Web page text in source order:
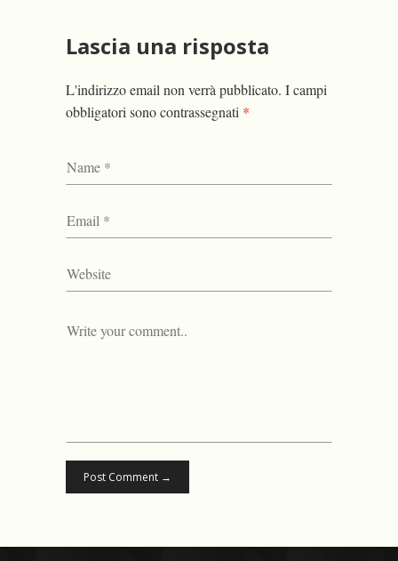
Lascia una risposta
L'indirizzo email non verrà pubblicato. I campi
obbligatori sono contrassegnati *